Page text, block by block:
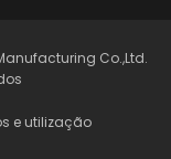
Co.,Ltd.
e utilização